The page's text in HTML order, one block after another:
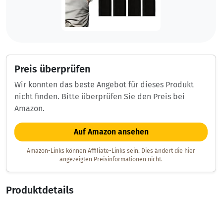
Preis überprüfen
Wir konnten das beste Angebot für dieses Produkt
nicht finden. Bitte überprüfen Sie den Preis bei
Amazon.
Auf Amazon ansehen
Amazon-Links können Affiliate-Links sein. Dies ändert die hier
angezeigten Preisinformationen nicht.
Produktdetails